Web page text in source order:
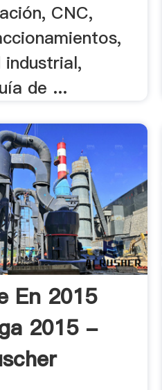
CNC,
de ...
En 2015
2015 -